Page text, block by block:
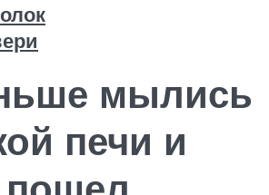
мылись
печи и